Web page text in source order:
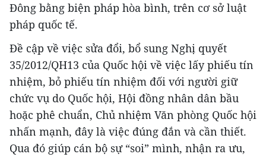
Đông bằng biện pháp hòa bình, trên cơ sở luật
pháp quốc tế.
Đề cập về việc sửa đổi, bổ sung Nghị quyết
35/2012/QH13 của Quốc hội về việc lấy phiếu tín
nhiệm, bỏ phiếu tín nhiệm đối với người giữ
chức vụ do Quốc hội, Hội đồng nhân dân bầu
hoặc phê chuẩn, Chủ nhiệm Văn phòng Quốc hội
nhấn mạnh, đây là việc đúng đắn và cần thiết.
Qua đó giúp cán bộ sự “soi” mình, nhận ra ưu,